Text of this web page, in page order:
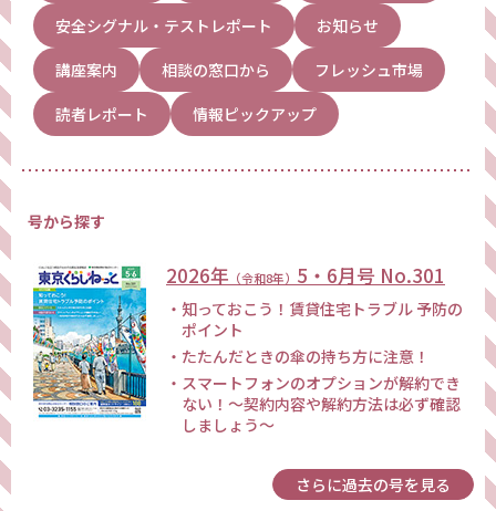
安全シグナル・テストレポート
お知らせ
講座案内
相談の窓口から
フレッシュ市場
読者レポート
情報ピックアップ
号から探す
2026年 （令和8年） 5・6月号 No.301
知っておこう！賃貸住宅トラブル 予防の
ポイント
たたんだときの傘の持ち方に注意！
スマートフォンのオプションが解約でき
ない！～契約内容や解約方法は必ず確認
しましょう～
さらに過去の号を見る